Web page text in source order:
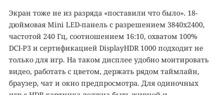
Экран тоже не из разряда «поставили что было». 18-
дюймовая Mini LED-панель с разрешением 3840x2400,
частотой 240 Гц, соотношением 16:10, охватом 100%
DCI-P3 и сертификацией DisplayHDR 1000 подходит не
только для игр. На таком дисплее удобно монтировать
видео, работать с цветом, держать рядом таймлайн,
браузер, чат и окно предпросмотра. Для одиночных